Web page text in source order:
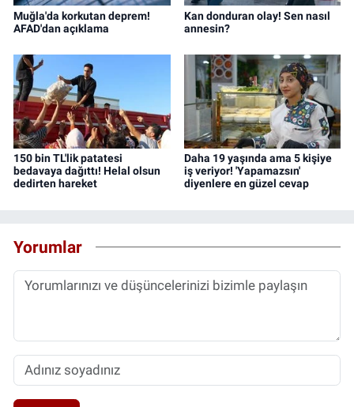
Muğla'da korkutan deprem!
AFAD'dan açıklama
Kan donduran olay! Sen nasıl
annesin?
150 bin TL'lik patatesi
bedavaya dağıttı! Helal olsun
dedirten hareket
Daha 19 yaşında ama 5 kişiye
iş veriyor! 'Yapamazsın'
diyenlere en güzel cevap
Yorumlar